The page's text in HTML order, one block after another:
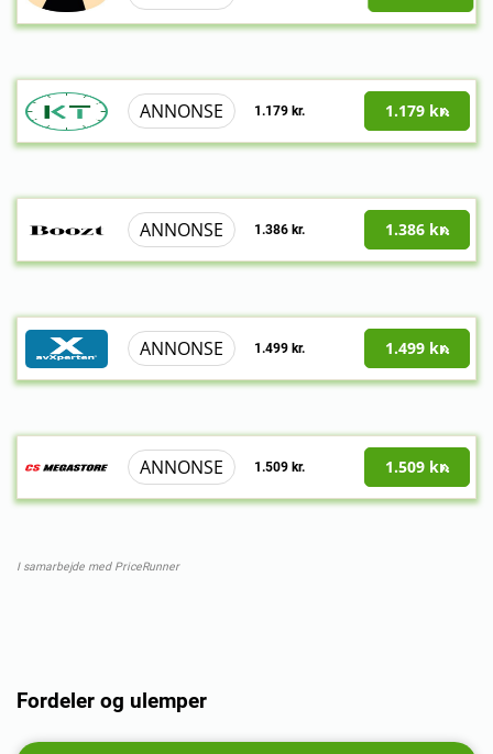
ANNONSE 1.179 kr. 1.179 kr.
ANNONSE 1.386 kr. 1.386 kr.
ANNONSE 1.499 kr. 1.499 kr.
ANNONSE 1.509 kr. 1.509 kr.
I samarbejde med PriceRunner
Fordeler og ulemper